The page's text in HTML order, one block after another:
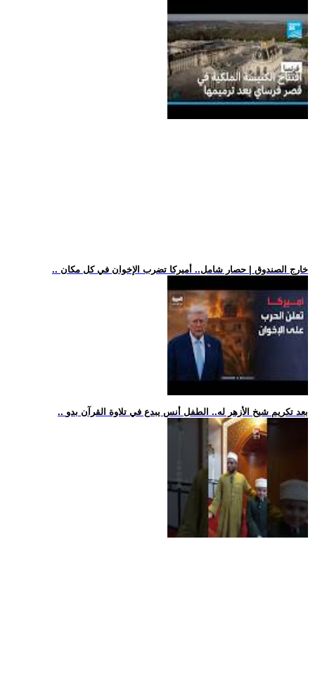
.. خارج الصندوق | حصار شامل.. أميركا تضرب الإخوان في كل مكان
.. بعد تكريم شيخ الأزهر له.. الطفل أنس يبدع في تلاوة القرآن بدو